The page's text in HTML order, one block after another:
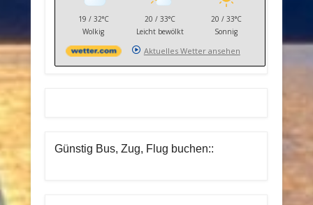
19 / 32°C
Wolkig
20 / 33°C
Leicht bewölkt
20 / 33°C
Sonnig
Aktuelles Wetter ansehen
Günstig Bus, Zug, Flug buchen::